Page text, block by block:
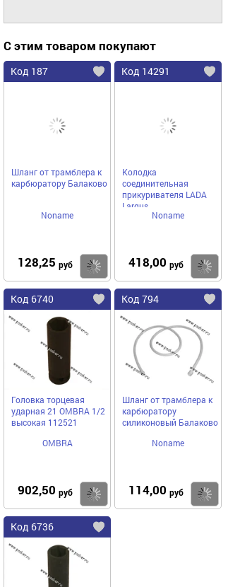
С этим товаром покупают
Код 187
Шланг от трамблера к
карбюратору Балаково
Noname
128,25 руб Купить
Код 14291
Колодка
соединительная
прикуривателя LADA
Largus
Noname
418,00 руб
Код 6740
Головка торцевая
ударная 21 OMBRA 1/2
высокая 112521
OMBRA
902,50 руб Купить
Код 794
Шланг от трамблера к
карбюратору
силиконовый Балаково
Noname
114,00 руб
Код 6736